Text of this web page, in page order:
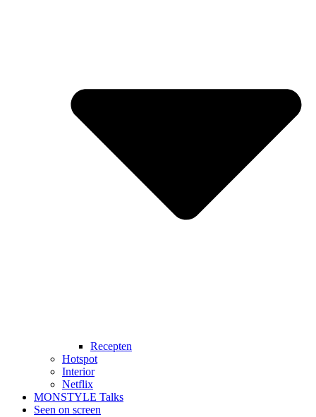
Recepten
Hotspot
Interior
Netflix
MONSTYLE Talks
Seen on screen